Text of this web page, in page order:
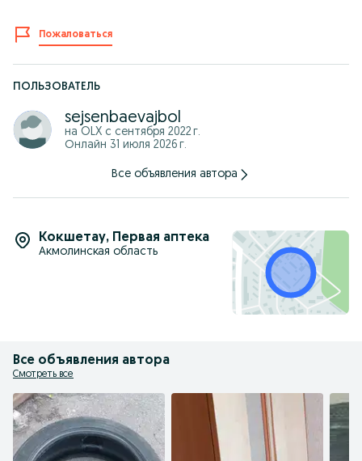
Пожаловаться
ПОЛЬЗОВАТЕЛЬ
sejsenbaevajbol
на OLX с сентября 2022 г.
Онлайн 31 июля 2026 г.
Все объявления автора
Кокшетау, Первая аптека
Акмолинская область
Все объявления автора
Смотреть все